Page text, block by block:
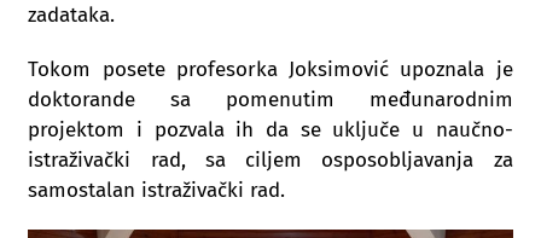
zadataka.
Tokom posete profesorka Joksimović upoznala je
doktorande sa pomenutim međunarodnim
projektom i pozvala ih da se uključe u naučno-
istraživački rad, sa ciljem osposobljavanja za
samostalan istraživački rad.